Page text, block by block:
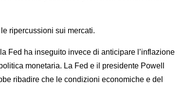
ripercussioni sui mercati.
Fed ha inseguito invece di anticipare l’inflazione
monetaria. La Fed e il presidente Powell
ribadire che le condizioni economiche e del